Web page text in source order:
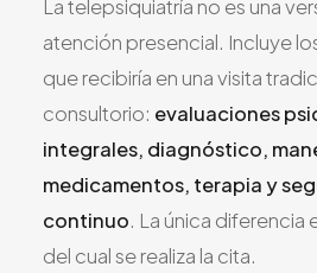
Todas las Condiciones
La telepsiquiatría no es una
atención presencial. Incluye
que recibiría en una visita
consultorio: evaluaciones
integrales, diagnóstico,
medicamentos, terapia y
continuo. La única diferencia
del cual se realiza la cita.